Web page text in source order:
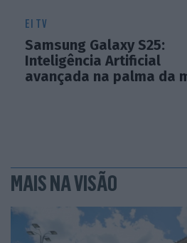
EI TV
Samsung Galaxy S25:
Inteligência Artificial
avançada na palma da
MAIS NA VISÃO